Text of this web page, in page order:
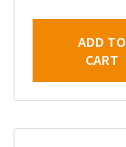
ADD TO
CART